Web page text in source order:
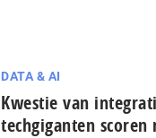
DATA & AI
Kwestie van
techgiganten scoren